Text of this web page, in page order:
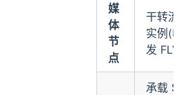
媒
体
节
点
干转流
实例(收
发 FLV)
承载